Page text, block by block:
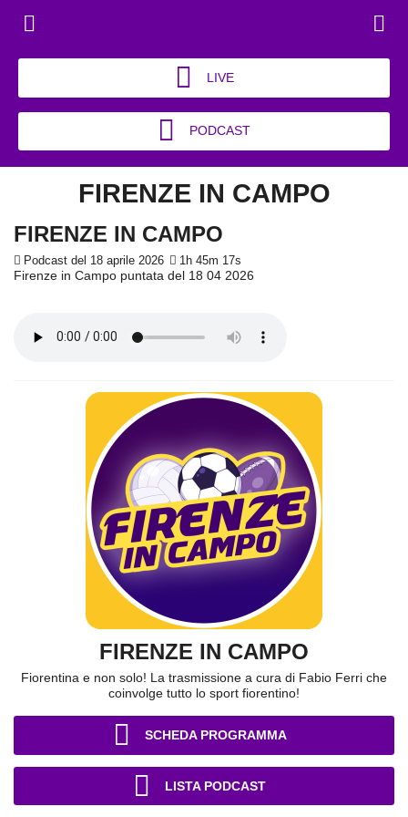
LIVE
PODCAST
FIRENZE IN CAMPO
FIRENZE IN CAMPO
Podcast del 18 aprile 2026 1h 45m 17s
Firenze in Campo puntata del 18 04 2026
FIRENZE IN CAMPO
Fiorentina e non solo! La trasmissione a cura di Fabio Ferri che
coinvolge tutto lo sport fiorentino!
SCHEDA PROGRAMMA
LISTA PODCAST